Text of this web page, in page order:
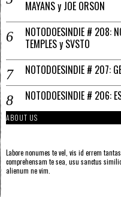
MAYANS y JOE ORSON
NOTODOESINDIE # 208:
TEMPLES y SVSTO
NOTODOESINDIE # 207:
NOTODOESINDIE # 206:
ABOUT US
Labore nonumes te vel, vis id errem
comprehensam te sea, usu sanctus
alienum ne vim.